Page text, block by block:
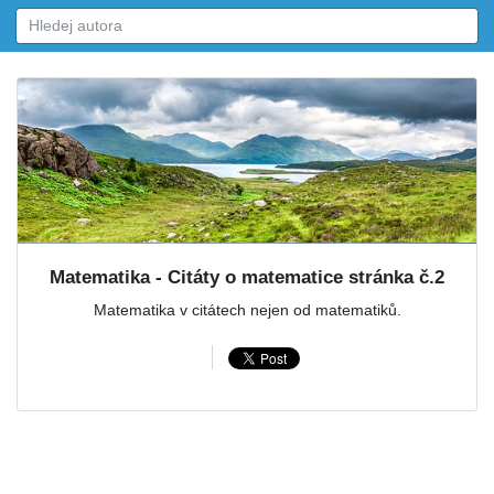
Matematika - Citáty o matematice stránka č.2
Matematika v citátech nejen od matematiků.